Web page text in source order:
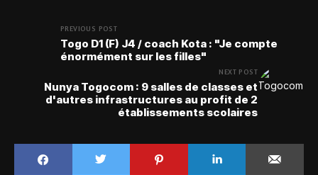
PREVIOUS POST
Togo D1 (F) J4 / coach Kota : "Je compte
énormément sur les filles"
NEXT POST
Nunya Togocom : 9 salles de classes et
d'autres infrastructures au profit de 2
établissements scolaires